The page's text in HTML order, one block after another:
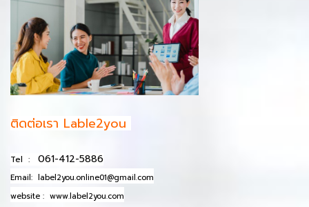
ติดต่อเรา Lable2you
Tel : 061-412-5886
Email: label2you.online01@gmail.com
website : www.label2you.com